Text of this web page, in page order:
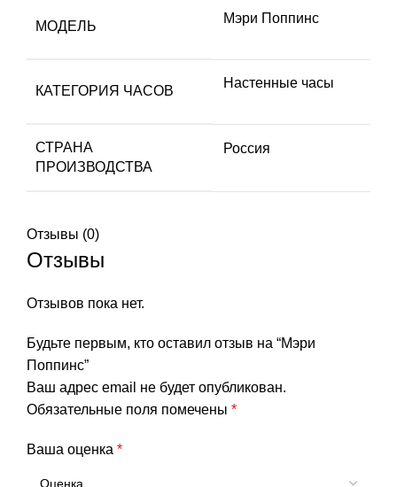
МОДЕЛЬ
Мэри Поппинс
КАТЕГОРИЯ ЧАСОВ
Настенные часы
СТРАНА
ПРОИЗВОДСТВА
Россия
Отзывы (0)
Отзывы
Отзывов пока нет.
Будьте первым, кто оставил отзыв на “Мэри
Поппинс”
Ваш адрес email не будет опубликован.
Обязательные поля помечены *
Ваша оценка *